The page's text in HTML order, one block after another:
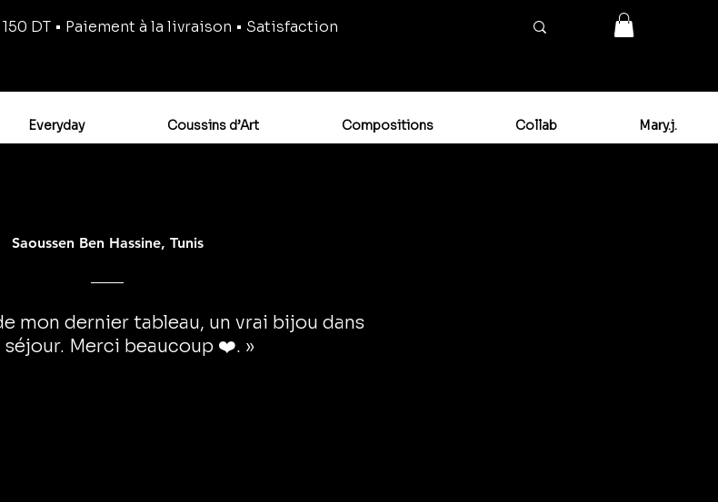
DT • Paiement à la livraison • Satisfaction
Everyday Coussins d’Art Compositions Collab Mary.j.
Saoussen Ben Hassine, Tunis
mon dernier tableau, un vrai bijou dans
séjour. Merci beaucoup ❤️. »